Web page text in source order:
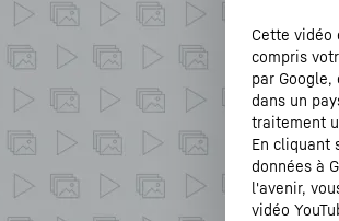
Cette vidéo
compris
par Google,
dans un
traitement
En cliquant
données à
l'avenir,
vidéo